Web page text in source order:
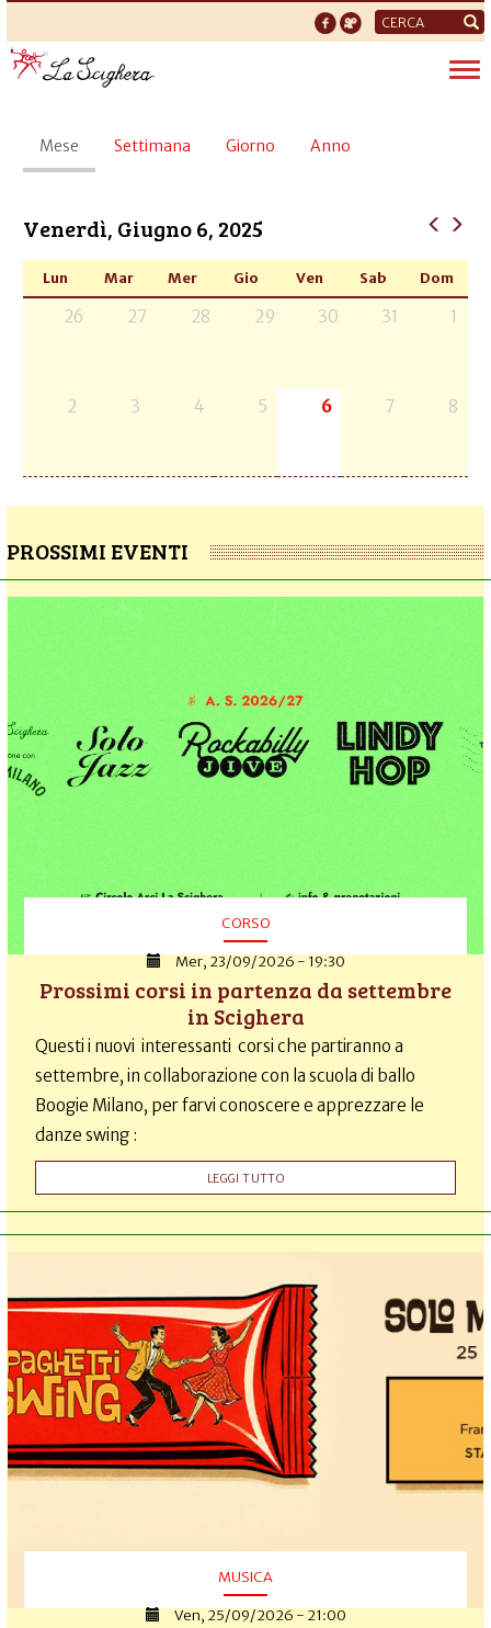
Form
di
ricerca
Schede
primarie
Mese (scheda
attiva)
Settimana Giorno Anno
Venerdì, Giugno 6, 2025
Lun Mar Mer Gio Ven Sab Dom
26 27 28 29 30 31 1
2 3 4 5 6 7 8
PROSSIMI EVENTI
CORSO
Mer, 23/09/2026 - 19:30
Prossimi corsi in partenza da settembre
in Scighera
Questi i nuovi interessanti corsi che partiranno a
settembre, in collaborazione con la scuola di ballo
Boogie Milano, per farvi conoscere e apprezzare le
danze swing :
LEGGI TUTTO
MUSICA
Ven, 25/09/2026 - 21:00